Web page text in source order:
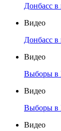
Донбасс в
Видео
Донбасс в
Видео
Выборы в
Видео
Выборы в
Видео